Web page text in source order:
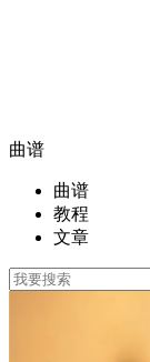
曲谱
曲谱
教程
文章